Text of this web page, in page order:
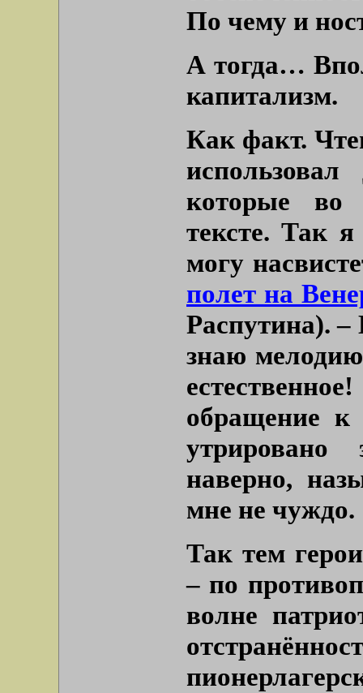
По чему и
А тогда…
капитализм.
Как факт.
которые во
тексте. Так
могу
полет на
Распутина). –
знаю
обращение к
наверно,
мне не чуждо.
Так тем
– по
волне